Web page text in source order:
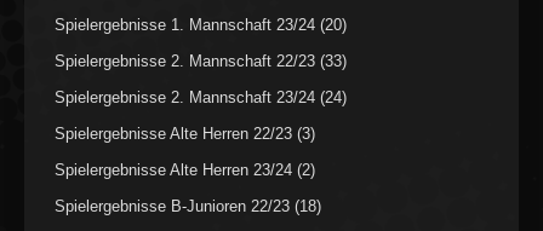
Spielergebnisse 1. Mannschaft 23/24 (20)
Spielergebnisse 2. Mannschaft 22/23 (33)
Spielergebnisse 2. Mannschaft 23/24 (24)
Spielergebnisse Alte Herren 22/23 (3)
Spielergebnisse Alte Herren 23/24 (2)
Spielergebnisse B-Junioren 22/23 (18)